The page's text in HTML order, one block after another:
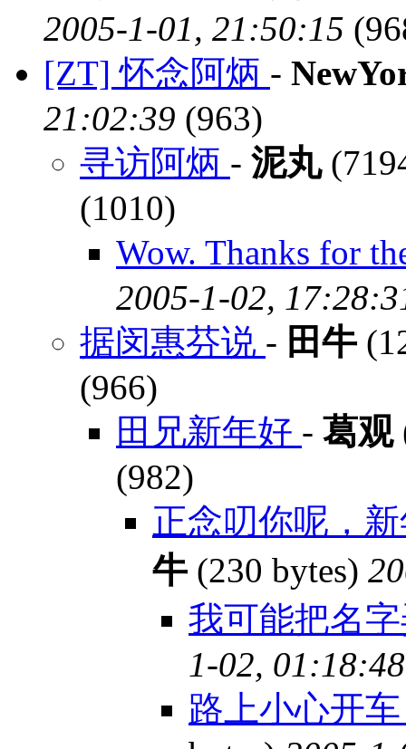
2005-1-01, 21:50:15
[ZT] 怀念阿炳 -
21:02:39 (963)
寻访阿炳 - 泥丸
(1010)
Wow. Thanks for
2005-1-02,
据闵惠芬说 - 田牛
(966)
田兄新年好 - 葛观
(982)
正念叨你呢，
牛(230 bytes)
我可能把名
1-02, 01:18:48
路上小心开